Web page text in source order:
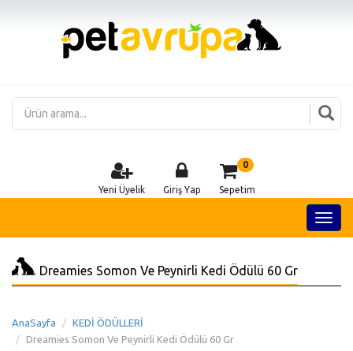
Yeni Üyelik Giriş Yap
0
Sepetim
Dreamies Somon Ve Peynirli Kedi Ödülü 60 Gr
AnaSayfa
KEDİ ÖDÜLLERİ
Dreamies Somon Ve Peynirli Kedi Ödülü 60 Gr